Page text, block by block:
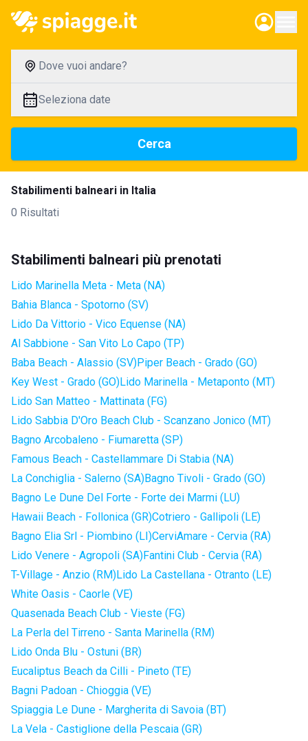
Dove vuoi andare?
Seleziona date
Cerca
Stabilimenti balneari in Italia
0 Risultati
Stabilimenti balneari più prenotati
Lido Marinella Meta - Meta (NA)
Bahia Blanca - Spotorno (SV)
Lido Da Vittorio - Vico Equense (NA)
Al Sabbione - San Vito Lo Capo (TP)
Baba Beach - Alassio (SV)Piper Beach - Grado (GO)
Key West - Grado (GO)Lido Marinella - Metaponto (MT)
Lido San Matteo - Mattinata (FG)
Lido Sabbia D'Oro Beach Club - Scanzano Jonico (MT)
Bagno Arcobaleno - Fiumaretta (SP)
Famous Beach - Castellammare Di Stabia (NA)
La Conchiglia - Salerno (SA)Bagno Tivoli - Grado (GO)
Bagno Le Dune Del Forte - Forte dei Marmi (LU)
Hawaii Beach - Follonica (GR)Cotriero - Gallipoli (LE)
Bagno Elia Srl - Piombino (LI)CerviAmare - Cervia (RA)
Lido Venere - Agropoli (SA)Fantini Club - Cervia (RA)
T-Village - Anzio (RM)Lido La Castellana - Otranto (LE)
White Oasis - Caorle (VE)
Quasenada Beach Club - Vieste (FG)
La Perla del Tirreno - Santa Marinella (RM)
Lido Onda Blu - Ostuni (BR)
Eucaliptus Beach da Cilli - Pineto (TE)
Bagni Padoan - Chioggia (VE)
Spiaggia Le Dune - Margherita di Savoia (BT)
La Vela - Castiglione della Pescaia (GR)